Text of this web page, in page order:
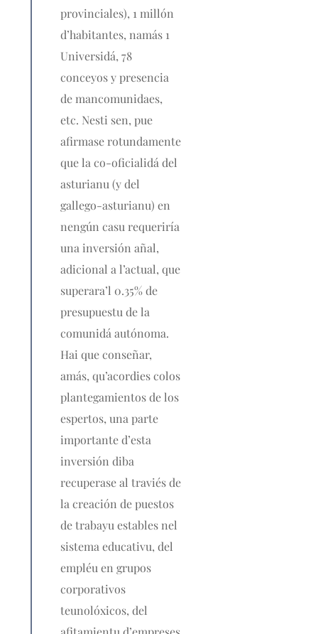
provinciales), 1 millón
d’habitantes, namás 1
Universidá, 78
conceyos y presencia
de mancomunidaes,
etc. Nesti sen, pue
afirmase rotundamente
que la co-oficialidá del
asturianu (y del
gallego-asturianu) en
nengún casu requeriría
una inversión añal,
adicional a l’actual, que
superara’l 0.35% de
presupuestu de la
comunidá autónoma.
Hai que conseñar,
amás, qu’acordies colos
plantegamientos de los
espertos, una parte
importante d’esta
inversión diba
recuperase al traviés de
la creación de puestos
de trabayu estables nel
sistema educativu, del
empléu en grupos
corporativos
teunolóxicos, del